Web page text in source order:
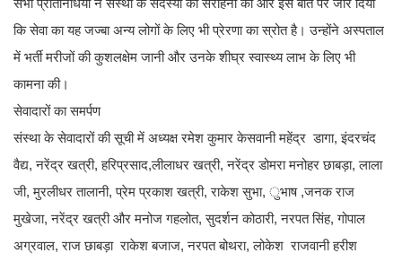
सभी प्रतिनिधियों ने संस्था के सदस्यों की सराहना की और इस बात पर जोर दिया
कि सेवा का यह जज्बा अन्य लोगों के लिए भी प्रेरणा का स्रोत है। उन्होंने अस्पताल
में भर्ती मरीजों की कुशलक्षेम जानी और उनके शीघ्र स्वास्थ्य लाभ के लिए भी
कामना की।
सेवादारों का समर्पण
संस्था के सेवादारों की सूची में अध्यक्ष रमेश कुमार केसवानी महेंद्र डागा, इंदरचंद
वैद्य, नरेंद्र खत्री, हरिप्रसाद,लीलाधर खत्री, नरेंद्र डोमरा मनोहर छाबड़ा, लाला
जी, मुरलीधर तालानी, प्रेम प्रकाश खत्री, राकेश सुभा, ुभाष ,जनक राज
मुखेजा, नरेंद्र खत्री और मनोज गहलोत, सुदर्शन कोठारी, नरपत सिंह, गोपाल
अग्रवाल, राज छाबड़ा राकेश बजाज, नरपत बोथरा, लोकेश राजवानी हरीश